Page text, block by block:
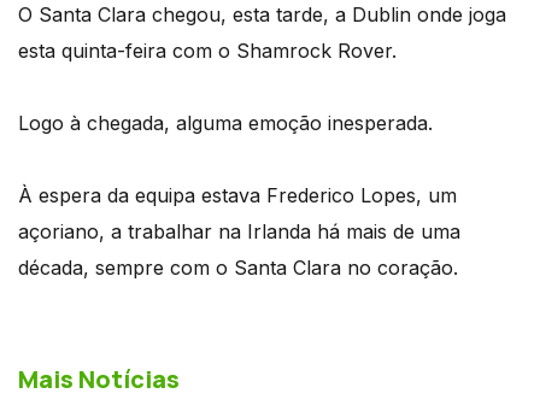
O Santa Clara chegou, esta tarde, a Dublin onde joga
esta quinta-feira com o Shamrock Rover.
Logo à chegada, alguma emoção inesperada.
À espera da equipa estava Frederico Lopes, um
açoriano, a trabalhar na Irlanda há mais de uma
década, sempre com o Santa Clara no coração.
Mais Notícias